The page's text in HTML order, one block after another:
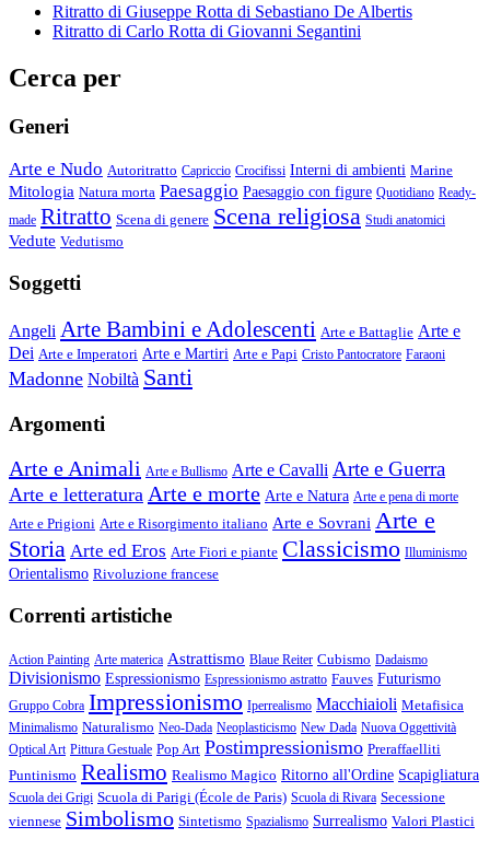
Ritratto di Giuseppe Rotta di Sebastiano De Albertis
Ritratto di Carlo Rotta di Giovanni Segantini
Cerca per
Generi
Arte e Nudo Autoritratto Capriccio Crocifissi Interni di ambienti Marine
Mitologia Natura morta Paesaggio Paesaggio con figure Quotidiano Ready-
made Ritratto Scena di genere Scena religiosa Studi anatomici
Vedute Vedutismo
Soggetti
Angeli Arte Bambini e Adolescenti Arte e Battaglie Arte e
Dei Arte e Imperatori Arte e Martiri Arte e Papi Cristo Pantocratore Faraoni
Madonne Nobiltà Santi
Argomenti
Arte e Animali Arte e Bullismo Arte e Cavalli Arte e Guerra
Arte e letteratura Arte e morte Arte e Natura Arte e pena di morte
Arte e Prigioni Arte e Risorgimento italiano Arte e Sovrani Arte e
Storia Arte ed Eros Arte Fiori e piante Classicismo Illuminismo
Orientalismo Rivoluzione francese
Correnti artistiche
Action Painting Arte materica Astrattismo Blaue Reiter Cubismo Dadaismo
Divisionismo Espressionismo Espressionismo astratto Fauves Futurismo
Gruppo Cobra Impressionismo Iperrealismo Macchiaioli Metafisica
Minimalismo Naturalismo Neo-Dada Neoplasticismo New Dada Nuova Oggettività
Optical Art Pittura Gestuale Pop Art Postimpressionismo Preraffaelliti
Puntinismo Realismo Realismo Magico Ritorno all'Ordine Scapigliatura
Scuola dei Grigi Scuola di Parigi (École de Paris) Scuola di Rivara Secessione
viennese Simbolismo Sintetismo Spazialismo Surrealismo Valori Plastici